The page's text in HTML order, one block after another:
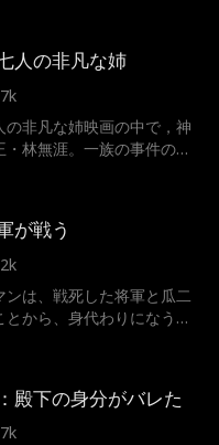
レイソンは自らが真の集
とを証明しつつ、イワン
ない。しかし、周囲の誰
師」としか見ていない
人の非凡な姉
の非凡な姉映画の中で，神
林無涯。一族の事件の真
が戦う
ンは、戦死した将軍と瓜二
から、身代わりになうよ
て、将軍を装った彼には
っている…
殿下の身分がバレた